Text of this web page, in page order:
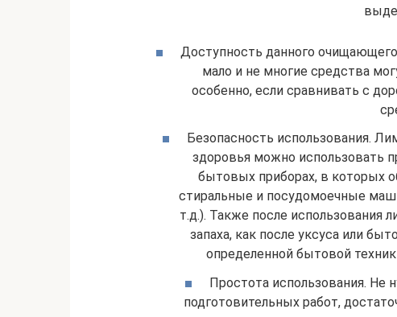
Доступность данного
мало и не многие средства
особенно, если сравнивать с
Безопасность использования.
здоровья можно использовать
бытовых приборах, в которых
стиральные и посудомоечные
т.д.). Также после использования
запаха, как после уксуса или
определенной бытовой
Простота использования. Не
подготовительных работ,